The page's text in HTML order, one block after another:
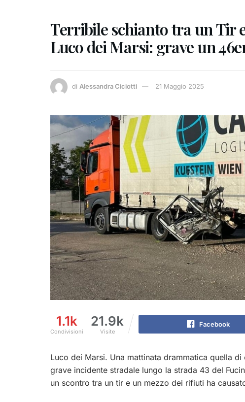
Terribile schianto tra un Tir
Luco dei Marsi: grave un
di Alessandra Ciciotti 21 Maggio 2025
1.1k
Condivisioni
21.9k
Visite
Facebook
Luco dei Marsi. Una mattinata drammatica quella
grave incidente stradale lungo la strada 43 del
un scontro tra un tir e un mezzo dei rifiuti ha